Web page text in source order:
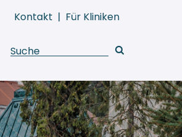
Kontakt | Für Kliniken